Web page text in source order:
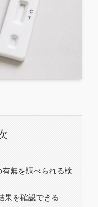
無を調べられる検
果を確認できる